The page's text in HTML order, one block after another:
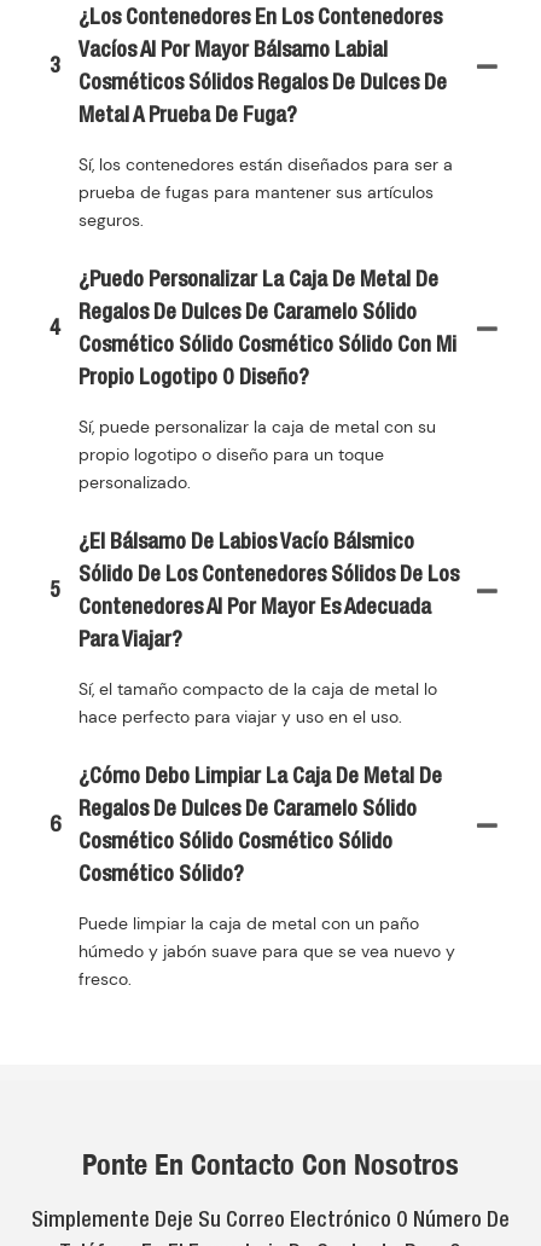
3
¿Los Contenedores En Los Contenedores
Vacíos Al Por Mayor Bálsamo Labial
Cosméticos Sólidos Regalos De Dulces De
Metal A Prueba De Fuga?
Sí, los contenedores están diseñados para ser a
prueba de fugas para mantener sus artículos
seguros.
4
¿Puedo Personalizar La Caja De Metal De
Regalos De Dulces De Caramelo Sólido
Cosmético Sólido Cosmético Sólido Con Mi
Propio Logotipo O Diseño?
Sí, puede personalizar la caja de metal con su
propio logotipo o diseño para un toque
personalizado.
5
¿El Bálsamo De Labios Vacío Bálsmico
Sólido De Los Contenedores Sólidos De Los
Contenedores Al Por Mayor Es Adecuada
Para Viajar?
Sí, el tamaño compacto de la caja de metal lo
hace perfecto para viajar y uso en el uso.
6
¿Cómo Debo Limpiar La Caja De Metal De
Regalos De Dulces De Caramelo Sólido
Cosmético Sólido Cosmético Sólido
Cosmético Sólido?
Puede limpiar la caja de metal con un paño
húmedo y jabón suave para que se vea nuevo y
fresco.
Ponte En Contacto Con Nosotros
Simplemente Deje Su Correo Electrónico O Número De